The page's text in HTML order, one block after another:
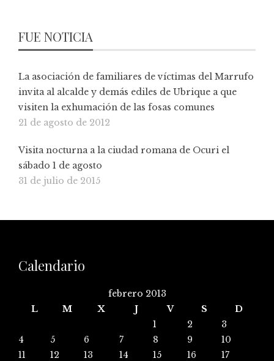
FUE NOTICIA
La asociación de familiares de víctimas del Marrufo
invita al alcalde y demás ediles de Ubrique a que
visiten la exhumación de las fosas comunes
21 de agosto de 2012
Visita nocturna a la ciudad romana de Ocuri el
sábado 1 de agosto
31 de julio de 2015
Calendario
febrero 2013
L
M X J V S
D
1
2
3
4
5 6 7 8 9
10
11
12 13 14 15 16
17